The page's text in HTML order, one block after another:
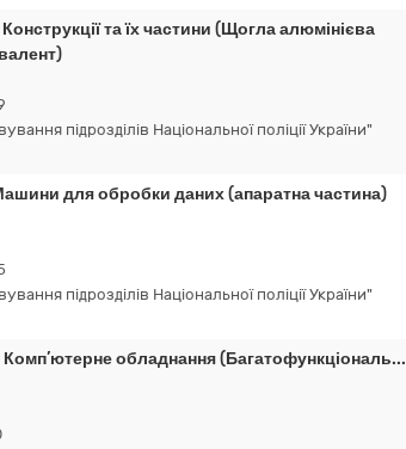
та їх частини (Щогла алюмінієва
підрозділів Національної поліції України"
для обробки даних (апаратна частина)
підрозділів Національної поліції України"
обладнання (Багатофункціональ...